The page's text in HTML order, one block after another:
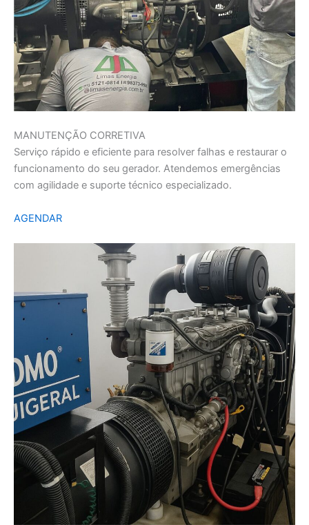
MANUTENÇÃO CORRETIVA
Serviço rápido e eficiente para resolver falhas e restaurar o
funcionamento do seu gerador. Atendemos emergências
com agilidade e suporte técnico especializado.
AGENDAR